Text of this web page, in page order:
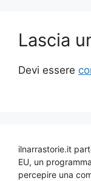
Lascia
Devi essere
ilnarrastorie.it
EU, un
percepire una